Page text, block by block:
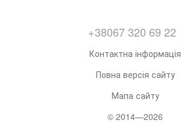
+38067 320 69 22
Контактна інформація
Повна версія сайту
Мапа сайту
© 2014—2026